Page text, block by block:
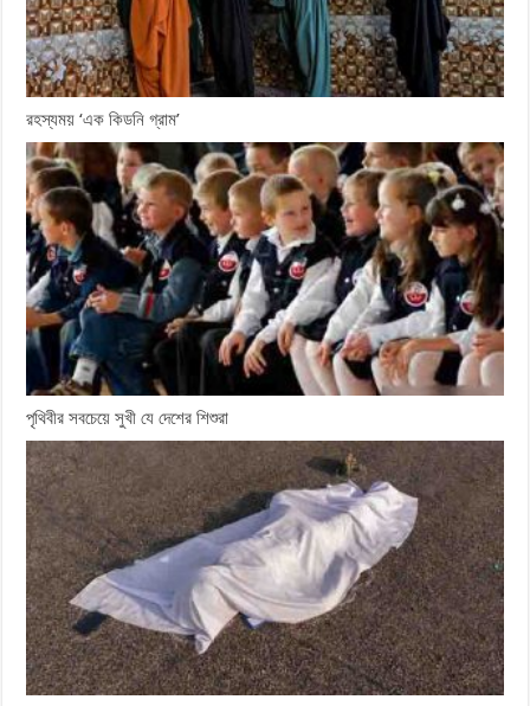
রহস্যময় ‘এক কিডনি গ্রাম’
পৃথিবীর সবচেয়ে সুখী যে দেশের শিশুরা